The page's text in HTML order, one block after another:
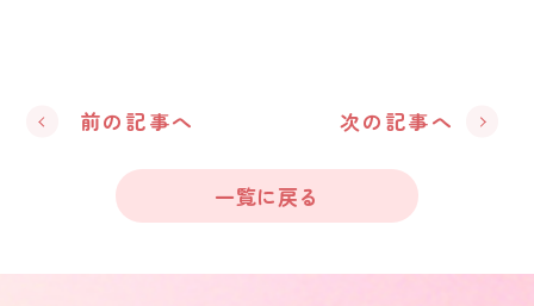
前の記事へ 次の記事へ
一覧に戻る